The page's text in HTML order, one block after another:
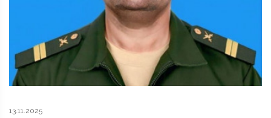
13.11.2025